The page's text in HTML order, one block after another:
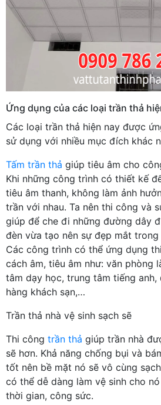
Ứng dụng của các loại trần thả
Các loại trần thả hiện nay được
sử dụng với nhiều mục đích khác
Tấm trần thả giúp tiêu âm cho
Khi những công trình có thiết kế
tiêu âm thanh, không làm ảnh
trần với nhau. Ta nên thi công và
giúp để che đi những đường dây
đèn vừa tạo nên sự đẹp mắt
Các công trình có thể ứng dụng
cách âm, tiêu âm như: văn phòng
tâm dạy học, trung tâm tiếng anh,
hàng khách sạn,…
Trần thả nhà vệ sinh sạch sẽ
Thi công trần thả giúp trần nhà
sẽ hơn. Khả năng chống bụi và
tốt nên bề mặt nó sẽ vô cùng
có thể dễ dàng làm vệ sinh cho
thời gian, công sức.